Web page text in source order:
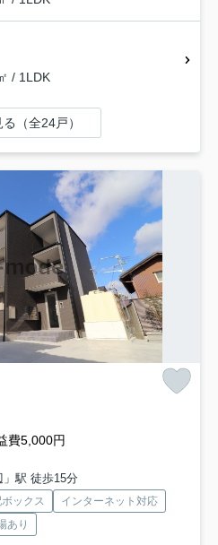
/ 1LDK
（全24戸）
費5,000円
」駅 徒歩15分
ックス
インターネット対応
あり